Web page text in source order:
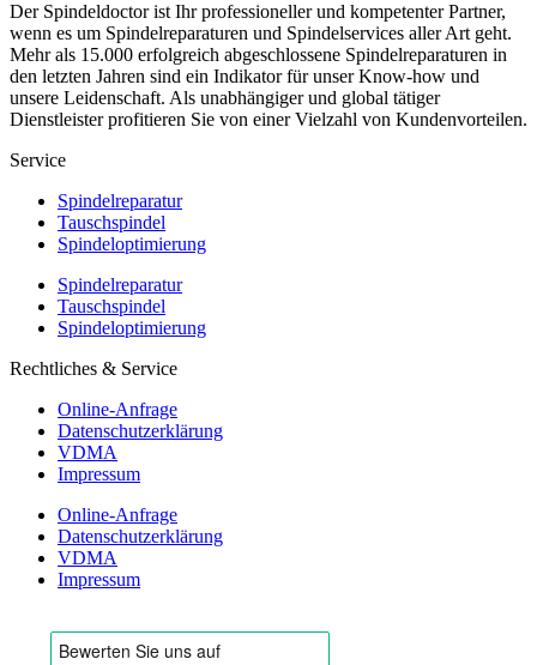
Der Spindeldoctor ist Ihr professioneller und kompetenter Partner,
wenn es um Spindelreparaturen und Spindelservices aller Art geht.
Mehr als 15.000 erfolgreich abgeschlossene Spindelreparaturen in
den letzten Jahren sind ein Indikator für unser Know-how und
unsere Leidenschaft. Als unabhängiger und global tätiger
Dienstleister profitieren Sie von einer Vielzahl von Kundenvorteilen.
Service
Spindelreparatur
Tauschspindel
Spindeloptimierung
Spindelreparatur
Tauschspindel
Spindeloptimierung
Rechtliches & Service
Online-Anfrage
Datenschutzerklärung
VDMA
Impressum
Online-Anfrage
Datenschutzerklärung
VDMA
Impressum